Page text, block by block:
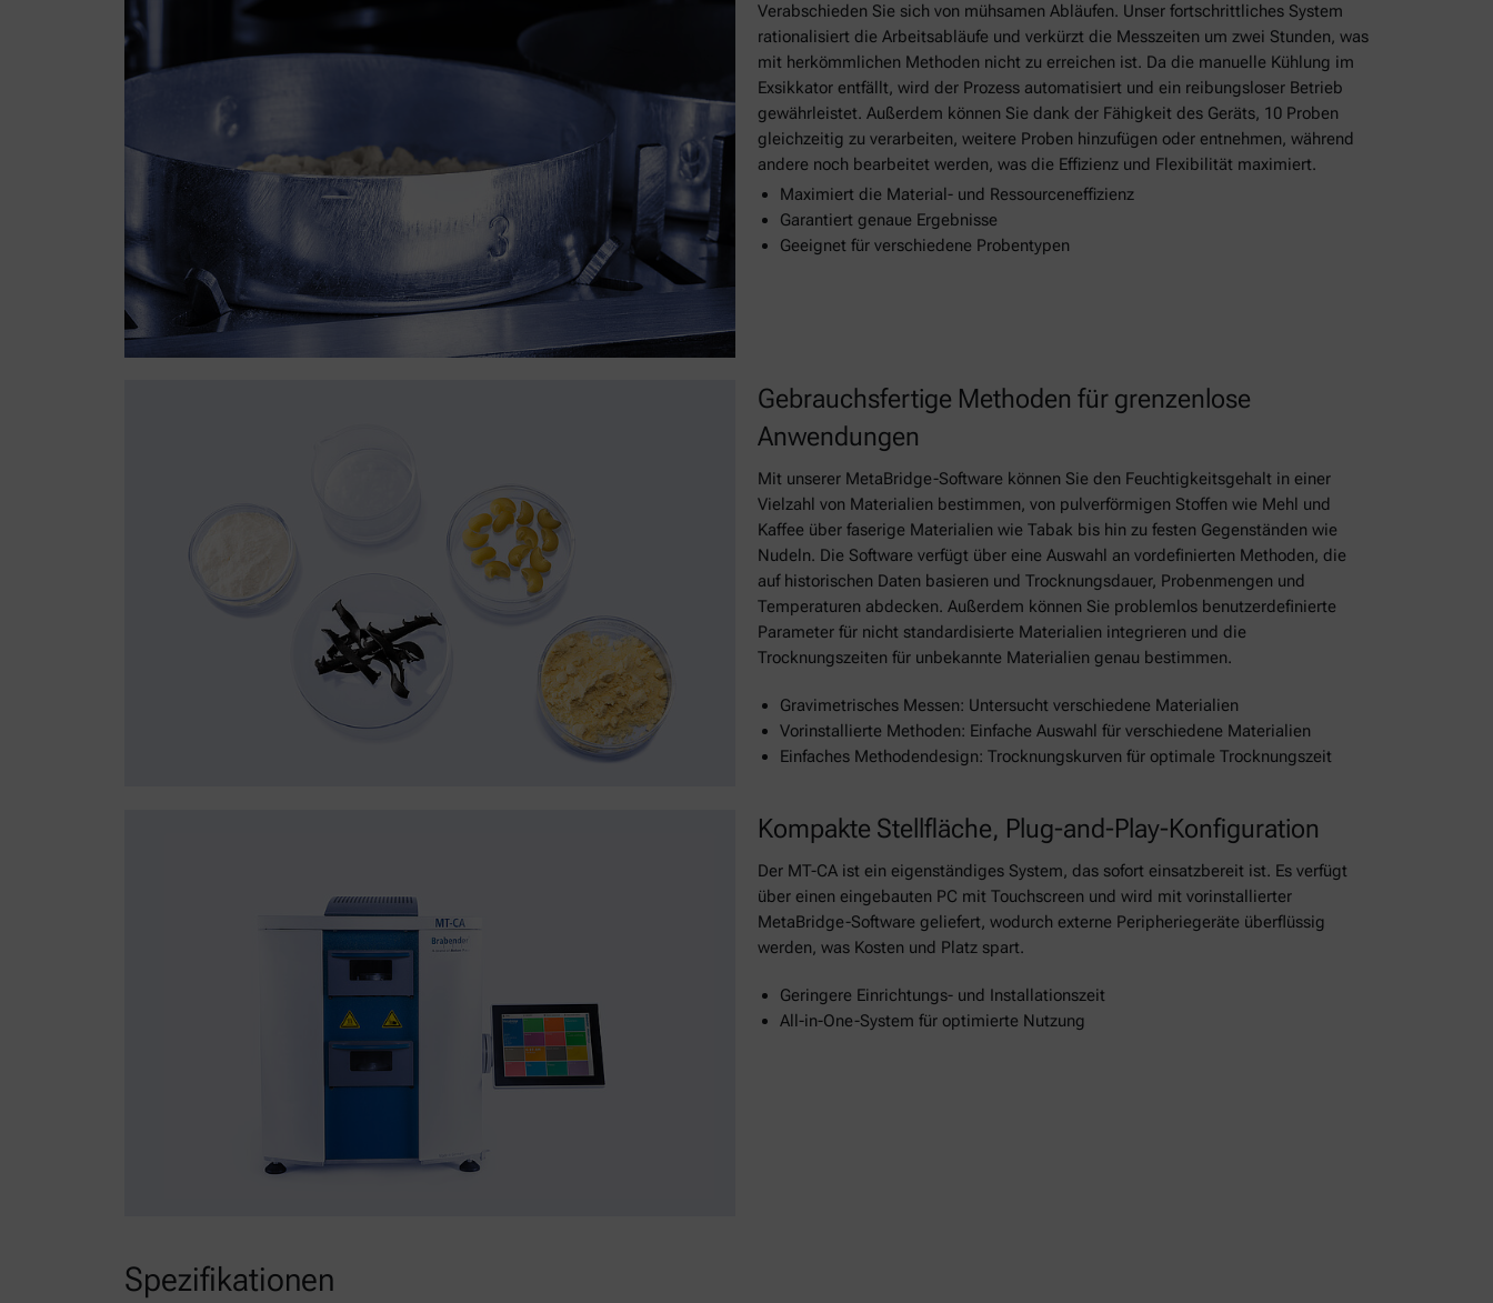
Verabschieden Sie sich von mühsamen Abläufen. Unser fortschrittliches System
rationalisiert die Arbeitsabläufe und verkürzt die Messzeiten um zwei Stunden, was
mit herkömmlichen Methoden nicht zu erreichen ist. Da die manuelle Kühlung im
Exsikkator entfällt, wird der Prozess automatisiert und ein reibungsloser Betrieb
gewährleistet. Außerdem können Sie dank der Fähigkeit des Geräts, 10 Proben
gleichzeitig zu verarbeiten, weitere Proben hinzufügen oder entnehmen, während
andere noch bearbeitet werden, was die Effizienz und Flexibilität maximiert.
Maximiert die Material- und Ressourceneffizienz
Garantiert genaue Ergebnisse
Geeignet für verschiedene Probentypen
Gebrauchsfertige Methoden für grenzenlose
Anwendungen
Mit unserer MetaBridge-Software können Sie den Feuchtigkeitsgehalt in einer
Vielzahl von Materialien bestimmen, von pulverförmigen Stoffen wie Mehl und
Kaffee über faserige Materialien wie Tabak bis hin zu festen Gegenständen wie
Nudeln. Die Software verfügt über eine Auswahl an vordefinierten Methoden, die
auf historischen Daten basieren und Trocknungsdauer, Probenmengen und
Temperaturen abdecken. Außerdem können Sie problemlos benutzerdefinierte
Parameter für nicht standardisierte Materialien integrieren und die
Trocknungszeiten für unbekannte Materialien genau bestimmen.
Gravimetrisches Messen: Untersucht verschiedene Materialien
Vorinstallierte Methoden: Einfache Auswahl für verschiedene Materialien
Einfaches Methodendesign: Trocknungskurven für optimale Trocknungszeit
Kompakte Stellfläche, Plug-and-Play-Konfiguration
Der MT-CA ist ein eigenständiges System, das sofort einsatzbereit ist. Es verfügt
über einen eingebauten PC mit Touchscreen und wird mit vorinstallierter
MetaBridge-Software geliefert, wodurch externe Peripheriegeräte überflüssig
werden, was Kosten und Platz spart.
Geringere Einrichtungs- und Installationszeit
All-in-One-System für optimierte Nutzung
Spezifikationen